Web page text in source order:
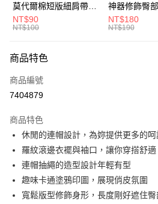
Google Pay
全盈+PAY
大哥付你分期
【大哥付你分期使用說明】
1.本服務由台灣大哥大提供，台灣大哥大用
流程，驗證手機門號後，選擇欲分期的期數
成交易。
3.實際核准額度、可分期數及費用金額請依後
4.訂單成立30分鐘內，如未前往確認交易或
法說明評估內容。
【繳款方式說明】
1.分期款項不併入電信帳單，「大哥付你分
醒簡訊。
AFTEE先享後付
【關於「AFTEE先享後付」】
AFTEE先享後付是「在收到商品之後才付款
便利好安心！
１．簡單：不需註冊會員、不需綁卡、不需儲
２．便利：只要手機號碼，簡訊認證，即可結
３．安心：先確認商品／服務後，再付款。
【「AFTEE先享後付」結帳流程】
ATM付款
全家取貨付款
每筆NT$70，滿NT$699(含以上)免運費
莫代爾棉短版細肩帶素
色背心(白.黑.灰L-2L)-
U582眼圈熊中大尺碼
NT$90
NT$100
神器修飾臀部
內搭裙/遮臀
6L)-Q155眼
NT$180
NT$190
商品特色
商品編號
7404879
商品特色
休閒的連帽設計，為妳提供更多的
羅紋滾邊衣襬與袖口，讓你穿搭舒適
連帽抽繩的造型設計年輕有型
趣味卡通塗鴉印圖，展現俏皮氛圍
寬鬆版型修飾身形，長度剛好遮住